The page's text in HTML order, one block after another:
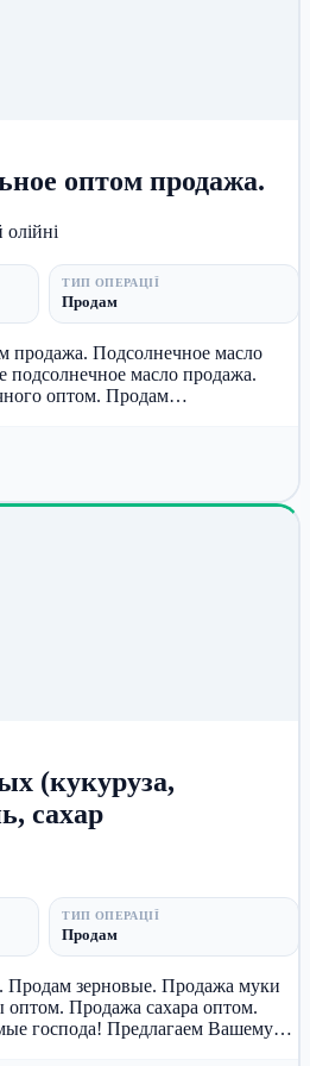
оптом продажа.
олійні
ТИП ОПЕРАЦІЇ
Продам
продажа. Подсолнечное масло
масло продажа.
оптом. Продам
(кукуруза,
сахар
ТИП ОПЕРАЦІЇ
Продам
Продам зерновые. Продажа муки
Продажа сахара оптом.